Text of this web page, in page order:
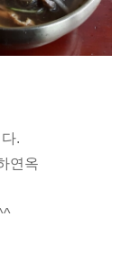
.
연옥